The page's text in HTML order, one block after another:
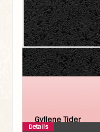
Gyllene Tider
Details